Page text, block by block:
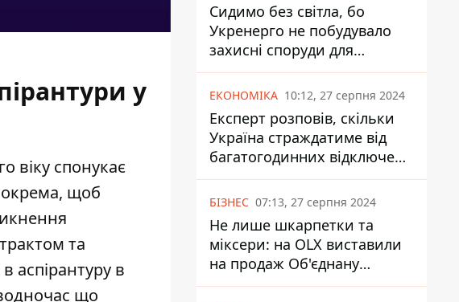
у
віку спонукає
щоб
та
аспірантуру в
що
Сидимо без світла, бо
Укренерго не побудувало
захисні споруди для
енергетики - нардеп
Кучеренко
ЕКОНОМІКА 10:12, 27 серпня 2024
Експерт розповів, скільки
Україна страждатиме від
багатогодинних відключень
світла
БІЗНЕС 07:13, 27 серпня 2024
Не лише шкарпетки та
міксери: на OLX виставили
на продаж Об'єднану
Гірнично-Хімічну Компанію